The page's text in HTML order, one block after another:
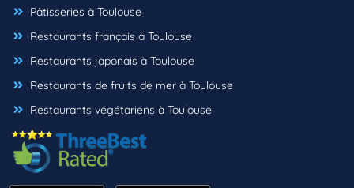
Pâtisseries à Toulouse
Restaurants français à Toulouse
Restaurants japonais à Toulouse
Restaurants de fruits de mer à Toulouse
Restaurants végétariens à Toulouse